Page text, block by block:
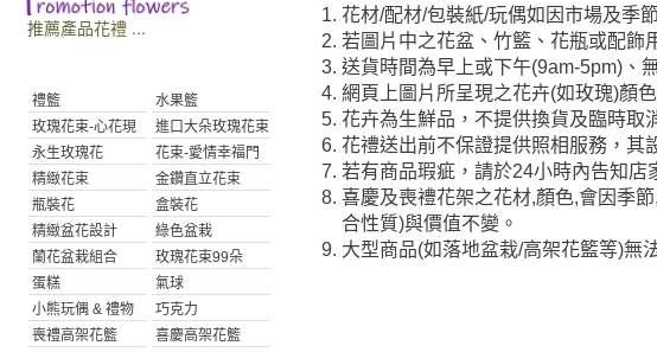
推薦產品花禮 ...
禮籃
水果籃
玫瑰花束-心花現
進口大朵玫瑰花束
永生玫瑰花
花束-愛情幸福門
精緻花束
金鑽直立花束
瓶裝花
盒裝花
精緻盆花設計
綠色盆栽
蘭花盆栽組合
玫瑰花束99朵
蛋糕
氣球
小熊玩偶 & 禮物
巧克力
喪禮高架花籃
喜慶高架花籃
1.花材/配材/包裝紙/玩偶如因市場及季
2.若圖片中之花盆、竹籃、花瓶或配飾
3.送貨時間為早上或下午(9am-5pm)、
4.網頁上圖片所呈現之花卉(如玫瑰)顏
5.花卉為生鮮品，不提供換貨及臨時取
6.花禮送出前不保證提供照相服務，其
7.若有商品瑕疵，請於24小時內告知店
8.喜慶及喪禮花架之花材,顏色,會因季
合性質)與價值不變。
9. 大型商品(如落地盆栽/高架花籃等)無